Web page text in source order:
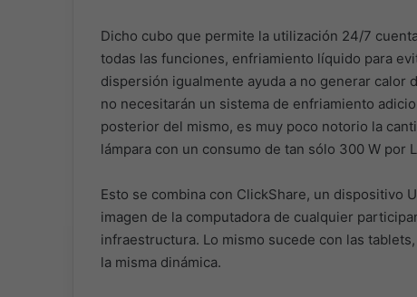
Dicho cubo que permite la utilización 24/7
todas las funciones, enfriamiento líquido para
dispersión igualmente ayuda a no generar calor
no necesitarán un sistema de enfriamiento
posterior del mismo, es muy poco notorio la
lámpara con un consumo de tan sólo 300 W por
Esto se combina con ClickShare, un dispositivo
imagen de la computadora de cualquier
infraestructura. Lo mismo sucede con las
la misma dinámica.